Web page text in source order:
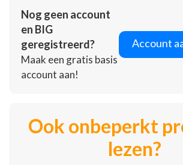
Nog geen account
en BIG
geregistreerd?
Maak een gratis basis
account aan!
Account
Ook onbeperkt
lezen?